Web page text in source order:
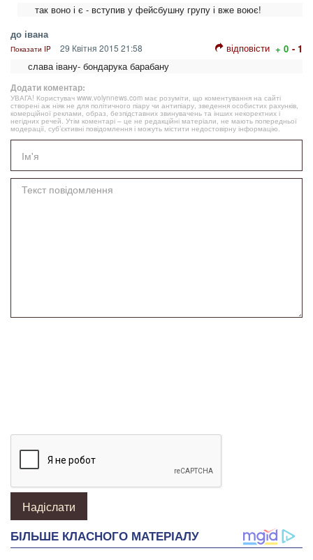
так воно і є - вступив у фейсбушну групу і вже воює!
до івана
Показати IP 29 Квітня 2015 21:58 відповісти + 0 - 1
слава івану- бондарука барабану
Додати коментар:
УВАГА! Користувач www.volynnews.com має розуміти, що коментування на сайті
створені аж ніяк не для політичного піару чи антипіару, зведення особистих рахунків,
комерційної реклами, образ, безпідставних звинувачень та інших некоректних і
негідних речей. Утім коментарі – це не редакційні матеріали, не мають попередньої
модерації, суб’єктивні повідомлення і можуть містити недостовірну інформацію.